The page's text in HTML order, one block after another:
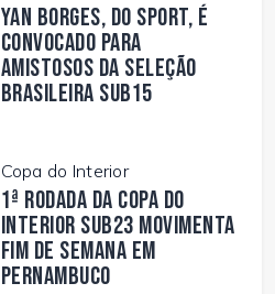
Yan Borges, do Sport, é
convocado para
amistosos da Seleção
Brasileira Sub15
Copa do Interior
1ª rodada da Copa do
Interior Sub23 movimenta
fim de semana em
Pernambuco